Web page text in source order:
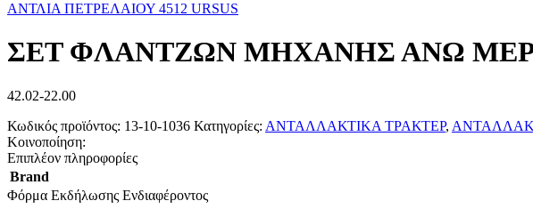
ΑΝΤΛΙΑ ΠΕΤΡΕΛΑΙΟΥ 4512 URSUS
ΣΕΤ ΦΛΑΝΤΖΩΝ ΜΗΧΑΝΗΣ ΑΝΩ
42.02-22.00
Κωδικός προϊόντος: 13-10-1036 Κατηγορίες: ΑΝΤΑΛΛΑΚΤΙΚΑ ΤΡΑΚΤΕΡ,
Κοινοποίηση:
Επιπλέον πληροφορίες
Brand
Φόρμα Εκδήλωσης Ενδιαφέροντος